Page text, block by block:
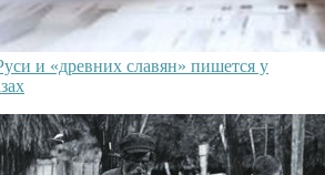
и «древних славян» пишется у